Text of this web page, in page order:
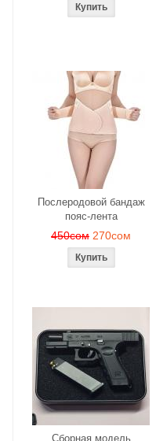
Послеродовой бандаж
пояс-лента
450сом 270сом
Сборная модель